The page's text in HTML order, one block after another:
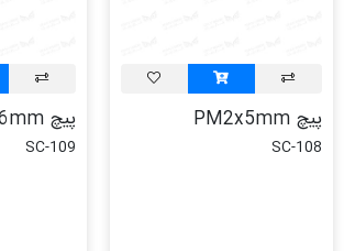
پیچ PM2x5mm
SC-108
پیچ PM2x6mm
SC-109